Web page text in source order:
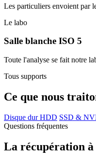
Les particuliers envoient par
Le labo
Salle blanche ISO 5
Toute l'analyse se fait notre
Tous supports
Ce que nous
Disque dur HDD SSD &
Questions fréquentes
La récupération